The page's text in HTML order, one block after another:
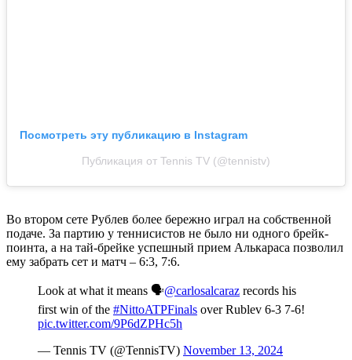
Посмотреть эту публикацию в Instagram
Публикация от Tennis TV (@tennistv)
Во втором сете Рублев более бережно играл на собственной
подаче. За партию у теннисистов не было ни одного брейк-
поинта, а на тай-брейке успешный прием Алькараса позволил
ему забрать сет и матч – 6:3, 7:6.
Look at what it means 🗣️@carlosalcaraz records his
first win of the #NittoATPFinals over Rublev 6-3 7-6!
pic.twitter.com/9P6dZPHc5h
— Tennis TV (@TennisTV) November 13, 2024